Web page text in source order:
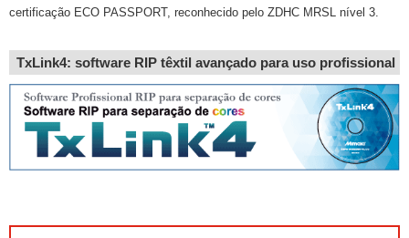
certificação ECO PASSPORT, reconhecido pelo ZDHC MRSL nível 3.
TxLink4: software RIP têxtil avançado para uso profissional